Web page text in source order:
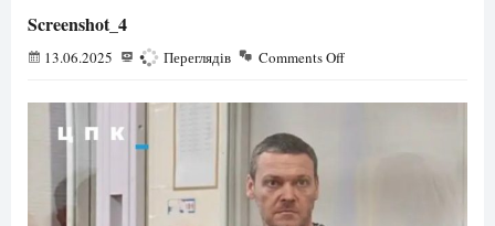
Screenshot_4
13.06.2025 119 Переглядів Comments Off